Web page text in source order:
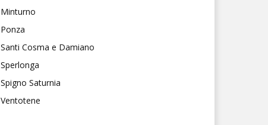
Minturno
Ponza
Santi Cosma e Damiano
Sperlonga
Spigno Saturnia
Ventotene